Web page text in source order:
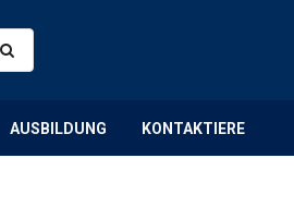
AUSBILDUNG KONTAKTIERE